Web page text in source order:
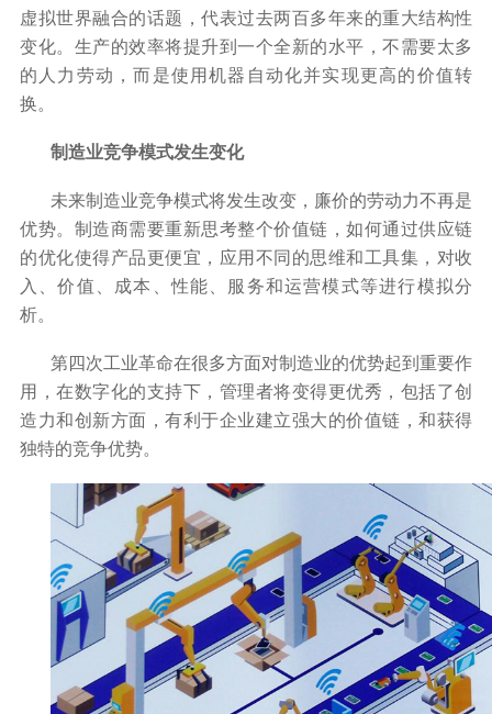
虚拟世界融合的话题，代表过去两百多年来的重大结构性
变化。生产的效率将提升到一个全新的水平，不需要太多
的人力劳动，而是使用机器自动化并实现更高的价值转
换。
制造业竞争模式发生变化
未来制造业竞争模式将发生改变，廉价的劳动力不再是
优势。制造商需要重新思考整个价值链，如何通过供应链
的优化使得产品更便宜，应用不同的思维和工具集，对收
入、价值、成本、性能、服务和运营模式等进行模拟分
析。
第四次工业革命在很多方面对制造业的优势起到重要作
用，在数字化的支持下，管理者将变得更优秀，包括了创
造力和创新方面，有利于企业建立强大的价值链，和获得
独特的竞争优势。